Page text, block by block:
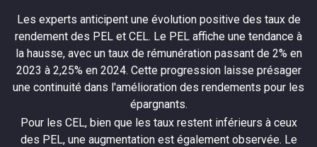
Les experts anticipent une évolution positive des taux de
rendement des PEL et CEL. Le PEL affiche une tendance à
la hausse, avec un taux de rémunération passant de 2% en
2023 à 2,25% en 2024. Cette progression laisse présager
une continuité dans l'amélioration des rendements pour les
épargnants.
Pour les CEL, bien que les taux restent inférieurs à ceux
des PEL, une augmentation est également observée. Le